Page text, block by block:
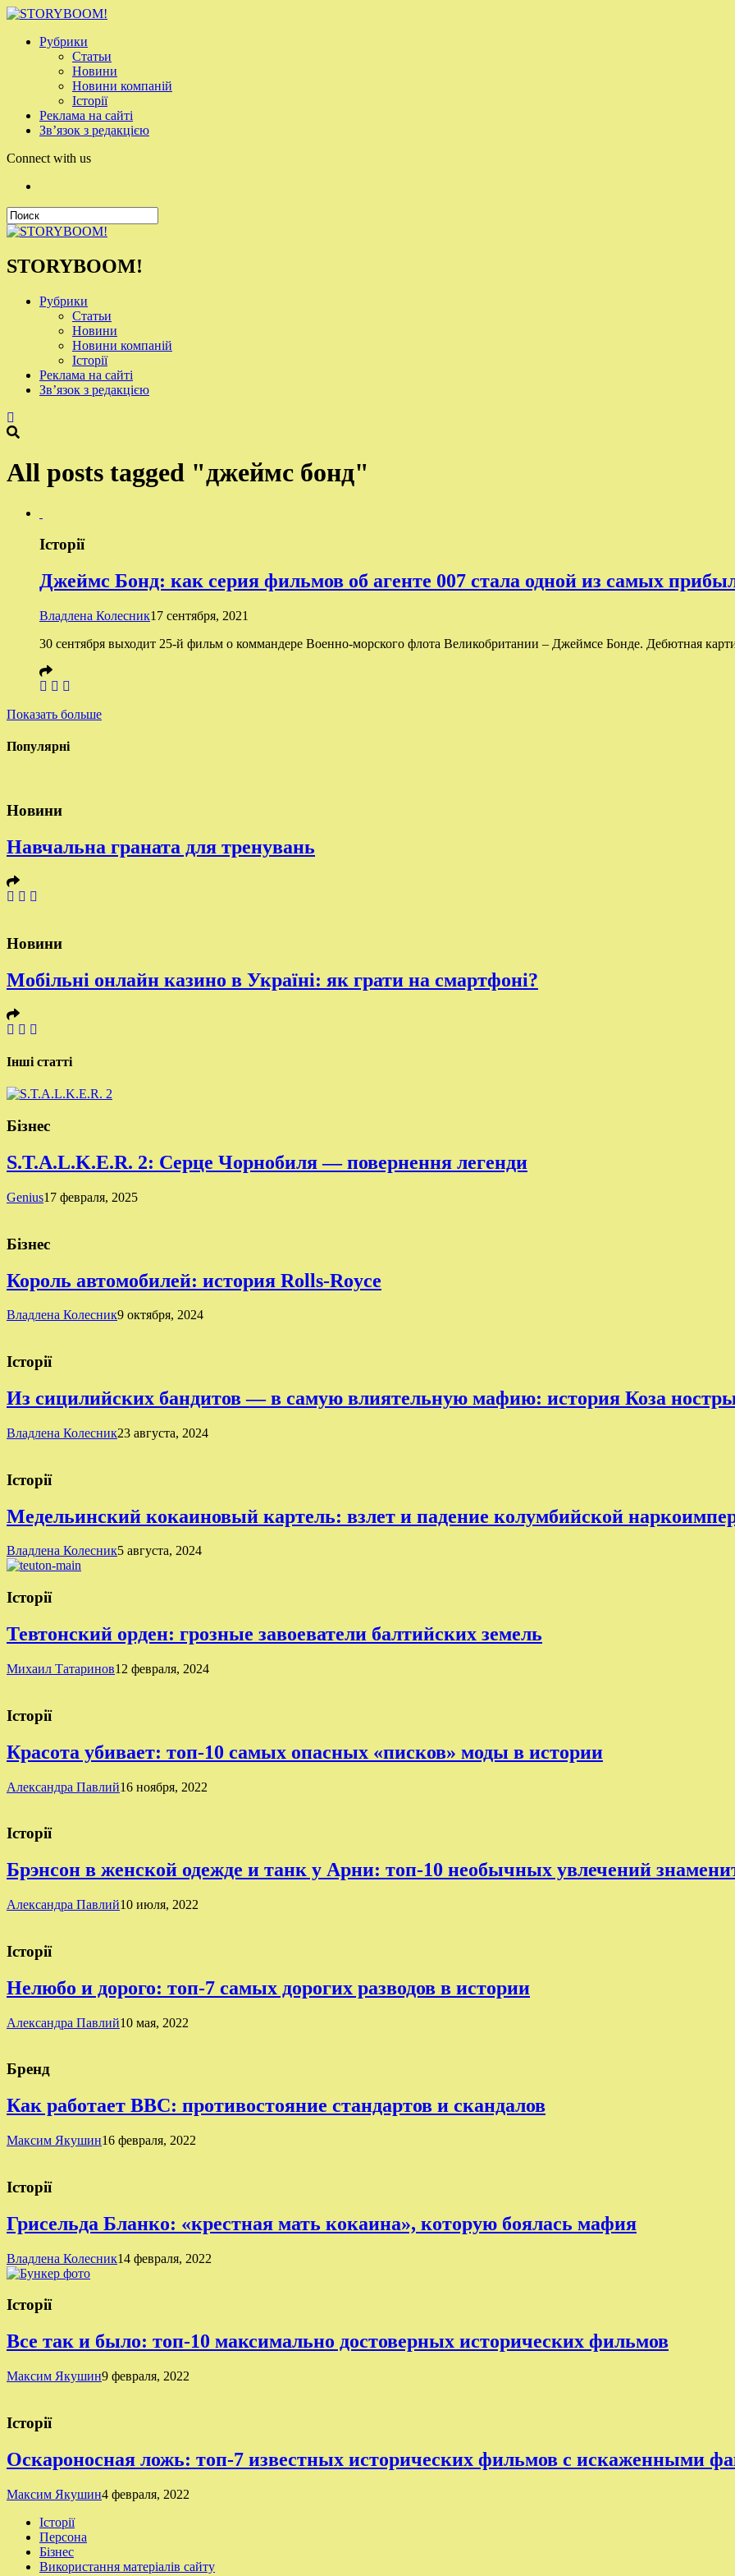
Рубрики
Статьи
Новини
Новини компаній
Історії
Реклама на сайті
Зв’язок з редакцією
Connect with us
STORYBOOM!
Рубрики
Статьи
Новини
Новини компаній
Історії
Реклама на сайті
Зв’язок з редакцією
All posts tagged "джеймс бонд"
Історії
Джеймс Бонд: как серия фильмов об агенте 007 стала одной из самых
Владлена Колесник17 сентября, 2021
30 сентября выходит 25-й фильм о коммандере Военно-морского флота Великобритании – Джеймсе Бонде. Дебютная
Показать больше
Популярні
Новини
Навчальна граната для тренувань
Новини
Мобільні онлайн казино в Україні: як грати на смартфоні?
Інші статті
Бізнес
S.T.A.L.K.E.R. 2: Серце Чорнобиля — повернення легенди
Genius17 февраля, 2025
Бізнес
Король автомобилей: история Rolls-Royce
Владлена Колесник9 октября, 2024
Історії
Из сицилийских бандитов — в самую влиятельную мафию: история Коза
Владлена Колесник23 августа, 2024
Історії
Медельинский кокаиновый картель: взлет и падение колумбийской
Владлена Колесник5 августа, 2024
Історії
Тевтонский орден: грозные завоеватели балтийских земель
Михаил Татаринов12 февраля, 2024
Історії
Красота убивает: топ-10 самых опасных «писков» моды в истории
Александра Павлий16 ноября, 2022
Історії
Брэнсон в женской одежде и танк у Арни: топ-10 необычных увлечений
Александра Павлий10 июля, 2022
Історії
Нелюбо и дорого: топ-7 самых дорогих разводов в истории
Александра Павлий10 мая, 2022
Бренд
Как работает BBC: противостояние стандартов и скандалов
Максим Якушин16 февраля, 2022
Історії
Грисельда Бланко: «крестная мать кокаина», которую боялась мафия
Владлена Колесник14 февраля, 2022
Історії
Все так и было: топ-10 максимально достоверных исторических фильмов
Максим Якушин9 февраля, 2022
Історії
Оскароносная ложь: топ-7 известных исторических фильмов с искаженными
Максим Якушин4 февраля, 2022
Історії
Персона
Бізнес
Використання матеріалів сайту